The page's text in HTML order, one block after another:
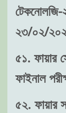
টেকনোলজি-
২৩/০২/
৫১. ফায়ার
ফাইনাল
৫২. ফায়ার